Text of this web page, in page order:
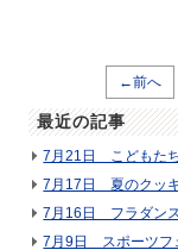
←前へ
最近の記事
7月21日 こどもた
7月17日 夏のクッ
7月16日 フラダン
7月9日 スポーツフ